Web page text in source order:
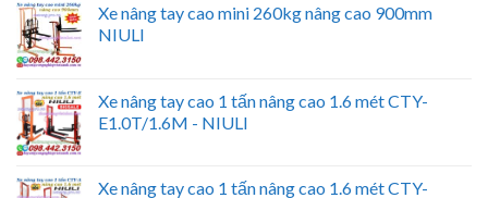
Xe nâng tay cao mini 260kg nâng cao 900mm
NIULI
Xe nâng tay cao 1 tấn nâng cao 1.6 mét CTY-
E1.0T/1.6M - NIULI
Xe nâng tay cao 1 tấn nâng cao 1.6 mét CTY-